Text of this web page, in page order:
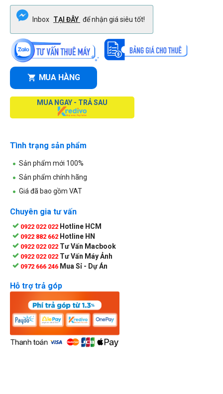
Inbox TẠI ĐÂY để nhận giá siêu tốt!
MUA HÀNG
MUA NGAY - TRẢ SAU
Tình trạng sản phẩm
Sản phẩm mới 100%
Sản phẩm chính hãng
Giá đã bao gồm VAT
Chuyên gia tư vấn
0922 022 022 Hotline HCM
0922 882 662 Hotline HN
0922 022 022 Tư Vấn Macbook
0922 022 022 Tư Vấn Máy Ảnh
0972 666 246 Mua Sỉ - Dự Án
Hỗ trợ trả góp